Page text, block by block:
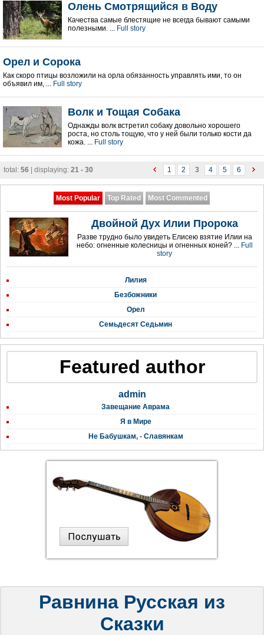
Олень Смотрящийся в Воду
Качества самые блестящие не всегда бывают самыми
полезными. ... Full story
Орел и Сорока
Как скоро птицы возложили на орла обязанность управлять ими, то он
объявил им, ... Full story
Волк и Тощая Собака
Однажды волк встретил собаку довольно хорошего
роста, но столь тощую, что у ней были только кости да
кожа. ... Full story
1 2 3 4 5 6
total: 56 | displaying: 21 - 30
Most Popular Top Rated Most Commented
Двойной Дух Илии Пророка
Разве трудно было увидеть Елисею взятие Илии на
небо: огненные колесницы и огненных коней? ... Full
story
Лилия
Безбожники
Орел
Семьдесят Седьмин
Featured author
admin
Завещание Аврама
Я в Мире
Не Бабушкам, - Славянкам
Равнина Русская из
Сказки